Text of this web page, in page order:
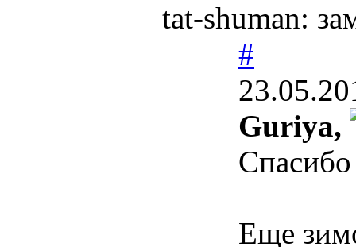
tat-shuman:
#
Guriya,
Еще